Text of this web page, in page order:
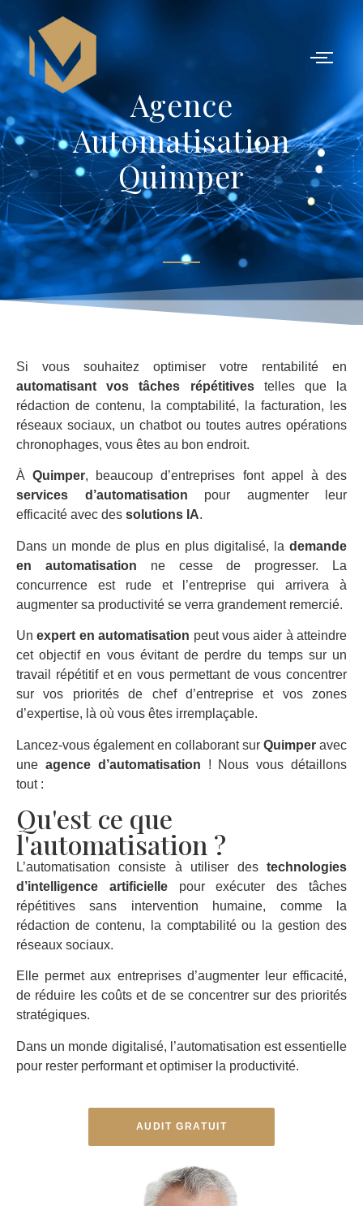
Agence
Automatisation
Quimper
Agence
Automatisation
Quimper
Si vous souhaitez optimiser votre rentabilité en
automatisant vos tâches répétitivestelles que la
rédaction de contenu, la comptabilité, la facturation, les
réseaux sociaux, un chatbot ou toutes autres opérations
chronophages, vous êtes au bon endroit.
ÀQuimper, beaucoup d’entreprises font appel à des
services d’automatisation pour augmenter leur
efficacité avec des solutions IA.
Dans un monde de plus en plus digitalisé, la demande
en automatisation ne cesse de progresser. La
concurrence est rude et l’entreprise qui arrivera à
augmenter sa productivité se verra grandement remercié.
Unexpert en automatisation peut vous aider à atteindre
cet objectif en vous évitant de perdre du temps sur un
travail répétitif et en vous permettant de vous concentrer
sur vos priorités de chef d’entreprise et vos zones
d’expertise, là où vous êtes irremplaçable.
Lancez-vous également en collaborant sur Quimper avec
une agence d’automatisation ! Nous vous détaillons
tout :
Qu'est ce que
l'automatisation ?
L’automatisation consiste à utiliser des technologies
d’intelligence artificiellepour exécuter des tâches
répétitives sans intervention humaine, comme la
rédaction de contenu, la comptabilité ou la gestion des
réseaux sociaux.
Elle permet aux entreprises d’augmenter leur efficacité,
de réduire les coûts et de se concentrer sur des priorités
stratégiques.
Dans un monde digitalisé, l’automatisation est essentielle
pour rester performant et optimiser la productivité.
AUDIT GRATUIT